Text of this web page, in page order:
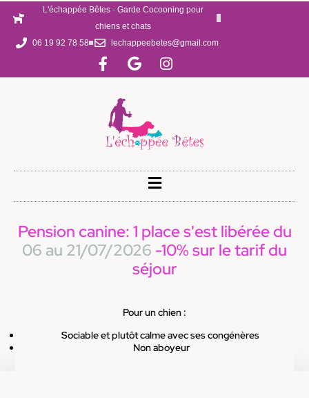
L'échappée Bêtes - Garde Cocooning pour
chiens et chats
06 19 92 78 58
lechappeebetes@gmail.com
Pension canine: 1 place s'est libérée du
06 au 21/07/2026 -10% sur le tarif du
séjour
Pour un chien :
Sociable et plutôt calme avec ses congénères
Non aboyeur